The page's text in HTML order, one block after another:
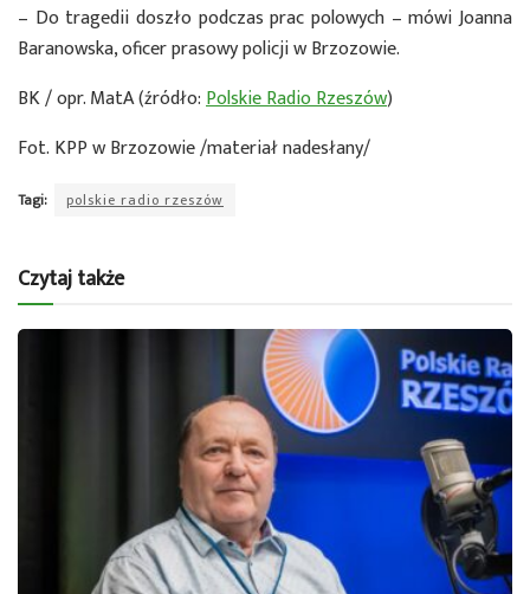
– Do tragedii doszło podczas prac polowych – mówi Joanna
Baranowska, oficer prasowy policji w Brzozowie.
BK / opr. MatA (źródło:Polskie Radio Rzeszów)
Fot. KPP w Brzozowie /materiał nadesłany/
Tagi: polskie radio rzeszów
Czytaj także